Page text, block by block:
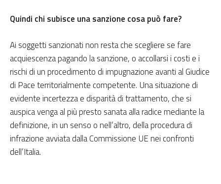
Quindi chi subisce una sanzione cosa può fare?
Ai soggetti sanzionati non resta che scegliere se fare
acquiescenza pagando la sanzione, o accollarsi i costi e i
rischi di un procedimento di impugnazione avanti al Giudice
di Pace territorialmente competente. Una situazione di
evidente incertezza e disparità di trattamento, che si
auspica venga al più presto sanata alla radice mediante la
definizione, in un senso o nell’altro, della procedura di
infrazione avviata dalla Commissione UE nei confronti
dell’Italia.